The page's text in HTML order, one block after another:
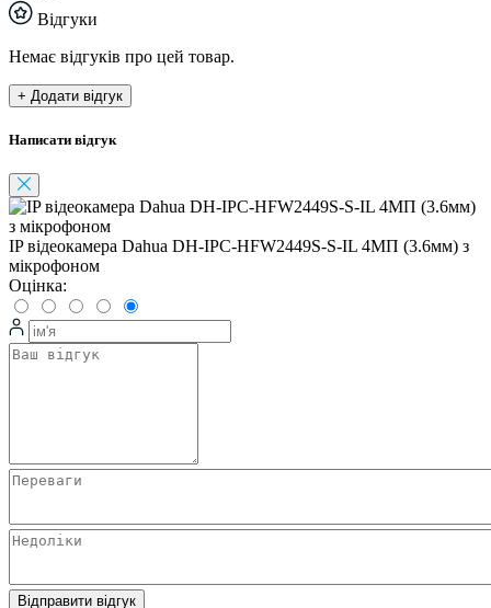
Відгуки
Немає відгуків про цей товар.
+ Додати відгук
Написати відгук
IP відеокамера Dahua DH-IPC-HFW2449S-S-IL 4МП (3.6мм) з
мікрофоном
Оцінка:
Відправити відгук